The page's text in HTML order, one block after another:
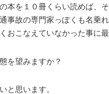
本を１０冊くらい読めば、
事故の専門家っぽくも名乗
おこなえていなかった事に
を望みますか？
と思います。